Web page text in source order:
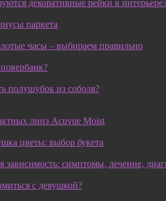
декоративные рейки в
паркета
часы – выбираем правильно
полушубок из соболя?
линз Acuvue Moist
цветы: выбор букета
зависимость: симптомы, лечение,
с девушкой?